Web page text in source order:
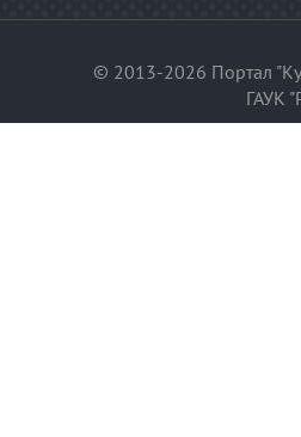
© 2013-2026 Портал
ГАУК